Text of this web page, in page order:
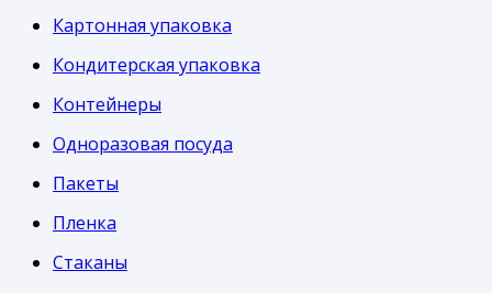
Картонная упаковка
Кондитерская упаковка
Контейнеры
Одноразовая посуда
Пакеты
Пленка
Стаканы